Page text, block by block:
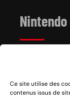
Ce site utilise des
contenus issus de
Depuis 2017,
Switch 1 et 2,